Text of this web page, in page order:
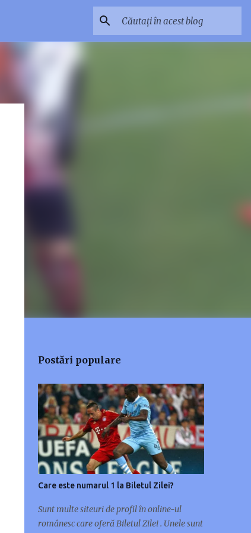
Postări populare
Care este numarul 1 la Biletul Zilei?
Sunt multe siteuri de profil în online-ul
românesc care oferă Biletul Zilei . Unele sunt